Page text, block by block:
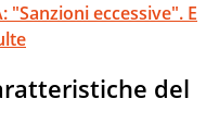
eccessive". E
del